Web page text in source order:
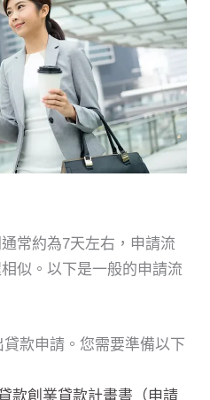
常約為7天左右，申請流
似。以下是一般的申請流
款申請。您需要準備以下
款創業貸款計畫書（申請